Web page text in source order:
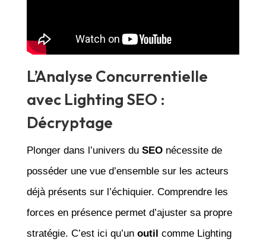
L’Analyse Concurrentielle
avec Lighting SEO :
Décryptage
Plonger dans l’univers du SEOnécessite de
posséder une vue d’ensemble sur les acteurs
déjà présents sur l’échiquier. Comprendre les
forces en présence permet d’ajuster sa propre
stratégie. C’est ici qu’un outil comme Lighting